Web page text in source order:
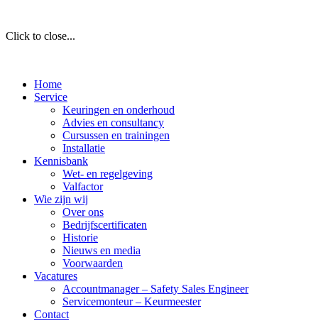
Click to close...
Home
Service
Keuringen en onderhoud
Advies en consultancy
Cursussen en trainingen
Installatie
Kennisbank
Wet- en regelgeving
Valfactor
Wie zijn wij
Over ons
Bedrijfscertificaten
Historie
Nieuws en media
Voorwaarden
Vacatures
Accountmanager – Safety Sales Engineer
Servicemonteur – Keurmeester
Contact